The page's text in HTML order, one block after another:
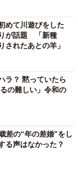
めて川遊びをした
が話題 「新種
されたあとの羊」
ラ？ 黙っていたら
の難しい」令和の
差の“年の差婚”をし
る声はなかった？